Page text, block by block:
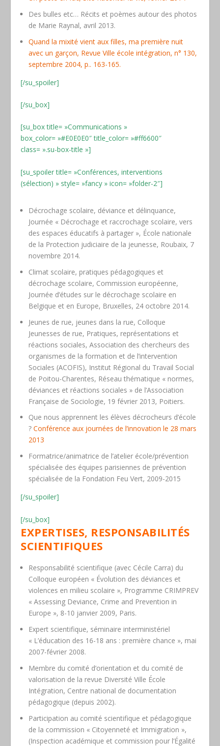
Des bulles etc… Récits et poèmes autour des photos
de Marie Raynal, avril 2013.
Quand la mixité vient aux filles, ma première nuit
avec un garçon, Revue Ville école intégration, n° 130,
septembre 2004, p.. 163-165.
[/su_spoiler]
[/su_box]
[su_box title= »Communications »
box_color= »#E0E0E0″ title_color= »#ff6600″
class= ».su-box-title »]
[su_spoiler title= »Conférences, interventions
(sélection) » style= »fancy » icon= »folder-2″]
Décrochage scolaire, déviance et délinquance,
Journée « Décrochage et raccrochage scolaire, vers
des espaces éducatifs à partager », École nationale
de la Protection judiciaire de la jeunesse, Roubaix, 7
novembre 2014.
Climat scolaire, pratiques pédagogiques et
décrochage scolaire, Commission européenne,
Journée d’études sur le décrochage scolaire en
Belgique et en Europe, Bruxelles, 24 octobre 2014.
Jeunes de rue, jeunes dans la rue, Colloque
Jeunesses de rue, Pratiques, représentations et
réactions sociales, Association des chercheurs des
organismes de la formation et de l’intervention
Sociales (ACOFIS), Institut Régional du Travail Social
de Poitou-Charentes, Réseau thématique « normes,
déviances et réactions sociales » de l’Association
Française de Sociologie, 19 février 2013, Poitiers.
Que nous apprennent les élèves décrocheurs d’école
?Conférence aux journées de l’innovation le 28 mars
2013
Formatrice/animatrice de l’atelier école/prévention
spécialisée des équipes parisiennes de prévention
spécialisée de la Fondation Feu Vert, 2009-2015
[/su_spoiler]
[/su_box]
EXPERTISES, RESPONSABILITÉS
SCIENTIFIQUES
Responsabilité scientifique (avec Cécile Carra) du
Colloque européen « Évolution des déviances et
violences en milieu scolaire », Programme CRIMPREV
« Assessing Deviance, Crime and Prevention in
Europe », 8-10 janvier 2009, Paris.
Expert scientifique, séminaire interministériel
« L’éducation des 16-18 ans : première chance », mai
2007-février 2008.
Membre du comité d’orientation et du comité de
valorisation de la revue Diversité Ville École
Intégration, Centre national de documentation
pédagogique (depuis 2002).
Participation au comité scientifique et pédagogique
de la commission « Citoyenneté et Immigration »,
(Inspection académique et commission pour l’Égalité